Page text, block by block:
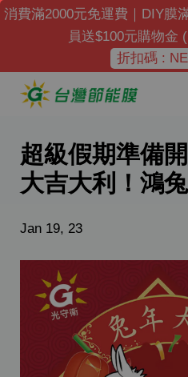
消費滿2000元免運費｜DIY膜
員送$100元購物金
折扣碼 :
超級假期準備
大吉大利！鴻兔
Jan 19, 23
您的購物車目